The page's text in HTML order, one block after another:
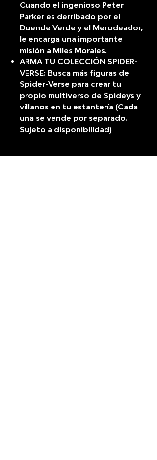
Cuando el ingenioso Peter
Parker es derribado por el
Duende Verde y el Merodeador,
le encarga una importante
misión a Miles Morales.
ARMA TU COLECCIÓN SPIDER-
VERSE: Busca más figuras de
Spider-Verse para crear tu
propio multiverso de Spideys y
villanos en tu estantería (Cada
una se vende por separado.
Sujeto a disponibilidad)